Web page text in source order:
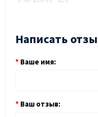
Написать
Ваше имя:
Ваш отзыв: